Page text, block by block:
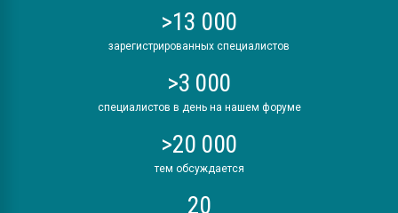
>13 000
зарегистрированных специалистов
>3 000
специалистов в день на нашем форуме
>20 000
тем обсуждается
20